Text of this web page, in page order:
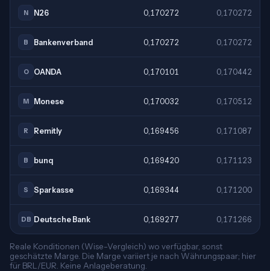
N N26 0,170272 0,170272
B Bankenverband 0,170272 0,170272
O OANDA 0,170101 0,170442
M Monese 0,170032 0,170512
R Remitly 0,169456 0,171087
B bunq 0,169420 0,171123
S Sparkasse 0,169344 0,171200
DB Deutsche Bank 0,169277 0,171266
Reale Konditionen (Wise-Vergleich) wo verfügbar, sonst
geschätzte Marge. Die Marge variiert je nach Währungspaar; hier
für BRL/EUR. Keine Anlageberatung.